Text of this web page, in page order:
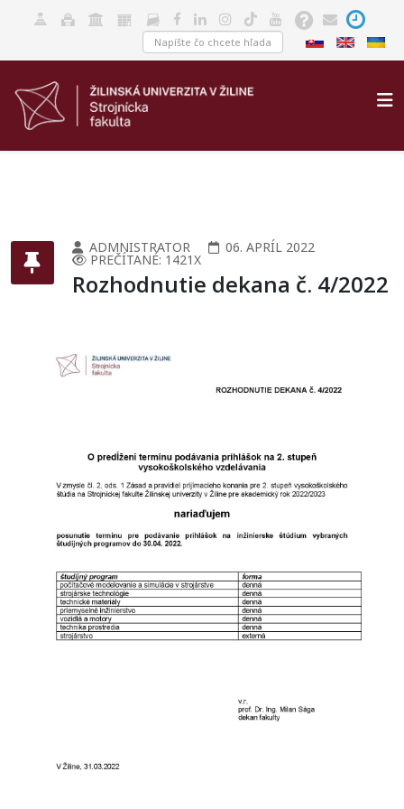
ADMNISTRATOR 06. APRÍL 2022
PREČÍTANÉ: 1421X
Rozhodnutie dekana č. 4/2022